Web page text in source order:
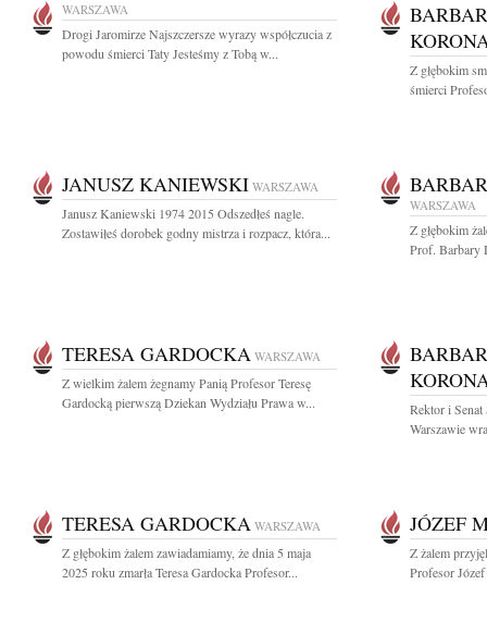
WARSZAWA
Drogi Jaromirze Najszczersze wyrazy współczucia z
powodu śmierci Taty Jesteśmy z Tobą w...
Z głębokim
śmierci
JANUSZ KANIEWSKI WARSZAWA
Janusz Kaniewski 1974 2015 Odszedłeś nagle.
Zostawiłeś dorobek godny mistrza i rozpacz, która...
WARSZAWA
Z głębokim
Prof. Barbary
TERESA GARDOCKA WARSZAWA
Z wielkim żalem żegnamy Panią Profesor Teresę
Gardocką pierwszą Dziekan Wydziału Prawa w...
Rektor i
Warszawie
TERESA GARDOCKA WARSZAWA
Z głębokim żalem zawiadamiamy, że dnia 5 maja
2025 roku zmarła Teresa Gardocka Profesor...
JÓZEF
Z żalem
Profesor